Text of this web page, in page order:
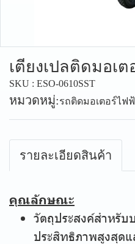
เตียงเปลติดมอเ
SKU : ESO-0610SST
หมวดหมู่:รถติดมอเตอร์ไฟ
รายละเอียดสินค้า
คุณลักษณะ
วัตถุประสงค์สำหรับ
ประสิทธิภาพสูงสุดแ